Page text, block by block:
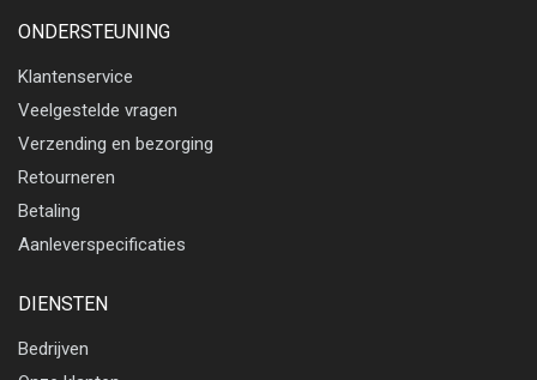
ONDERSTEUNING
Klantenservice
Veelgestelde vragen
Verzending en bezorging
Retourneren
Betaling
Aanleverspecificaties
DIENSTEN
Bedrijven